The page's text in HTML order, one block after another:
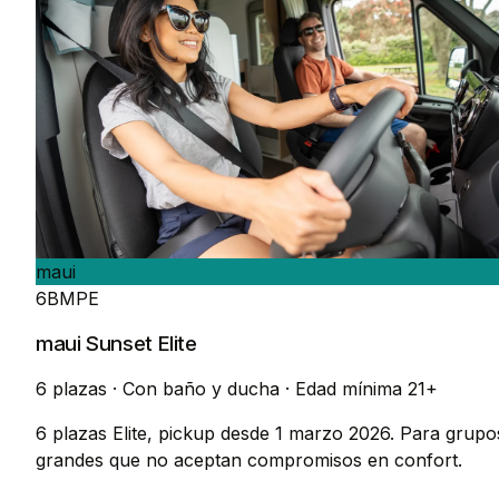
maui
6BMPE
maui Sunset Elite
6 plazas · Con baño y ducha · Edad mínima 21+
6 plazas Elite, pickup desde 1 marzo 2026. Para
grandes que no aceptan compromisos en confort.